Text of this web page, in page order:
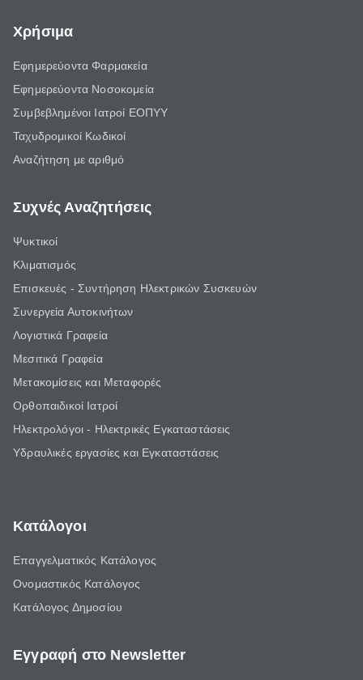
Χρήσιμα
Εφημερεύοντα Φαρμακεία
Εφημερεύοντα Νοσοκομεία
Συμβεβλημένοι Ιατροί ΕΟΠΥΥ
Ταχυδρομικοί Κωδικοί
Αναζήτηση με αριθμό
Συχνές Αναζητήσεις
Ψυκτικοί
Κλιματισμός
Επισκευές - Συντήρηση Ηλεκτρικών Συσκευών
Συνεργεία Αυτοκινήτων
Λογιστικά Γραφεία
Μεσιτικά Γραφεία
Μετακομίσεις και Μεταφορές
Ορθοπαιδικοί Ιατροί
Ηλεκτρολόγοι - Ηλεκτρικές Εγκαταστάσεις
Υδραυλικές εργασίες και Εγκαταστάσεις
Κατάλογοι
Επαγγελματικός Κατάλογος
Ονομαστικός Κατάλογος
Κατάλογος Δημοσίου
Εγγραφή στο Newsletter